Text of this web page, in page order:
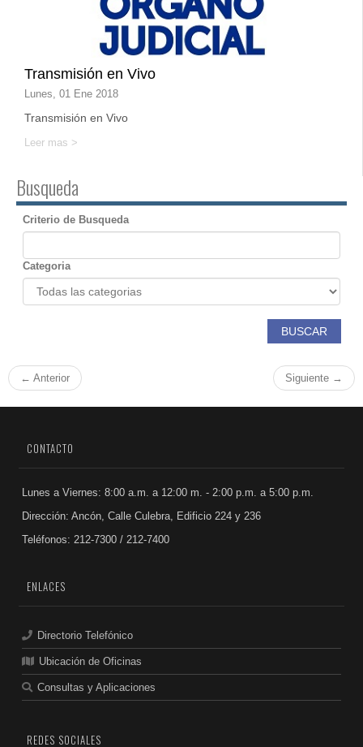
Transmisión en Vivo
Lunes, 01 Ene 2018
Transmisión en Vivo
Leer mas >
Busqueda
Criterio de Busqueda
Categoria
BUSCAR
← Anterior Siguiente →
CONTACTO
Lunes a Viernes: 8:00 a.m. a 12:00 m. - 2:00 p.m. a 5:00 p.m.
Dirección: Ancón, Calle Culebra, Edificio 224 y 236
Teléfonos: 212-7300 / 212-7400
ENLACES
Directorio Telefónico
Ubicación de Oficinas
Consultas y Aplicaciones
REDES SOCIALES